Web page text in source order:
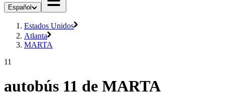
Español
Estados Unidos
Atlanta
MARTA
11
autobús 11 de MARTA